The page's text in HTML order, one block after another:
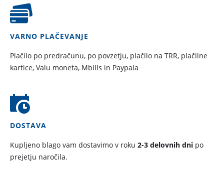
VARNO PLAČEVANJE
Plačilo po predračunu, po povzetju, plačilo na TRR, plačilne
kartice, Valu moneta, Mbills in Paypala
DOSTAVA
Kupljeno blago vam dostavimo v roku 2-3 delovnih dni po
prejetju naročila.